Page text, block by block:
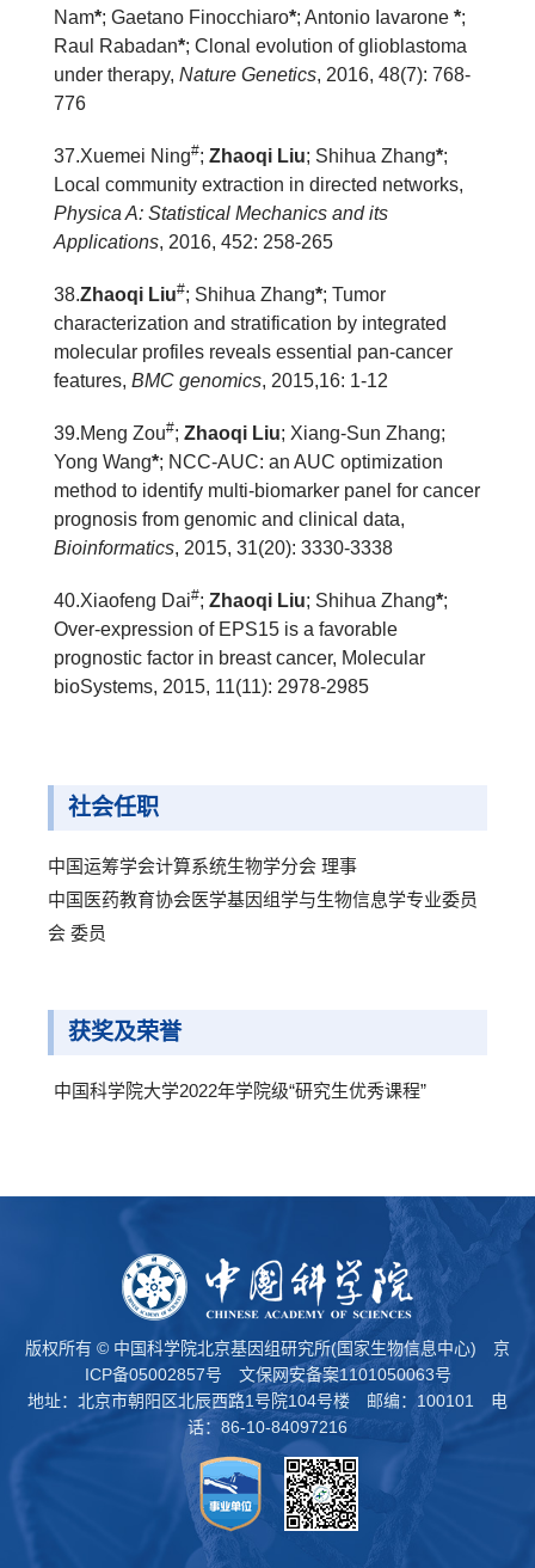
Nam*; Gaetano Finocchiaro*; Antonio Iavarone *;
Raul Rabadan*; Clonal evolution of glioblastoma
under therapy, Nature Genetics, 2016, 48(7): 768-
776
37.Xuemei Ning#; Zhaoqi Liu; Shihua Zhang*;
Local community extraction in directed networks,
Physica A: Statistical Mechanics and its
Applications, 2016, 452: 258-265
38.Zhaoqi Liu#; Shihua Zhang*; Tumor
characterization and stratification by integrated
molecular profiles reveals essential pan-cancer
features, BMC genomics, 2015,16: 1-12
39.Meng Zou#; Zhaoqi Liu; Xiang-Sun Zhang;
Yong Wang*; NCC-AUC: an AUC optimization
method to identify multi-biomarker panel for cancer
prognosis from genomic and clinical data,
Bioinformatics, 2015, 31(20): 3330-3338
40.Xiaofeng Dai#; Zhaoqi Liu; Shihua Zhang*;
Over-expression of EPS15 is a favorable
prognostic factor in breast cancer, Molecular
bioSystems, 2015, 11(11): 2978-2985
社会任职
中国运筹学会计算系统生物学分会 理事
中国医药教育协会医学基因组学与生物信息学专业委员
会 委员
获奖及荣誉
中国科学院大学2022年学院级“研究生优秀课程”
版权所有 © 中国科学院北京基因组研究所(国家生物信息中心) 京
ICP备05002857号
文保网安备案1101050063号
地址：北京市朝阳区北辰西路1号院104号楼 邮编：100101 电
话：86-10-84097216